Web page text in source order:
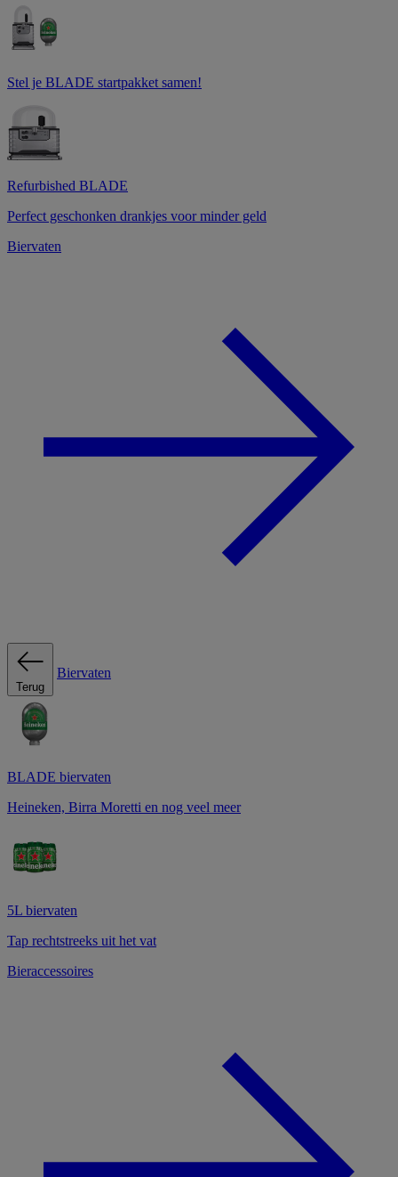
Stel je BLADE startpakket samen!
Refurbished BLADE
Perfect geschonken drankjes voor minder geld
Biervaten
Terug
Biervaten
BLADE biervaten
Heineken, Birra Moretti en nog veel meer
5L biervaten
Tap rechtstreeks uit het vat
Bieraccessoires